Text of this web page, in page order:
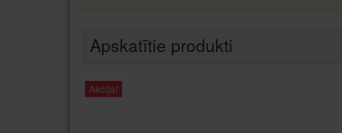
Apskatītie produkti
Akcija!